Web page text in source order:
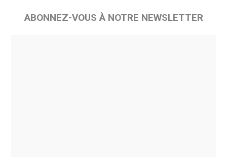
ABONNEZ-VOUS À NOTRE NEWSLETTER